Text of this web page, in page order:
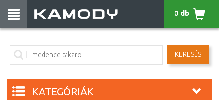
KERESÉS
0 db
KATEGÓRIÁK